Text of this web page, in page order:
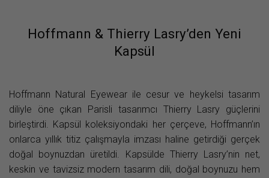
Hoffmann & Thierry Lasry’den Yeni
Kapsül
Hoffmann Natural Eyewear ile cesur ve heykelsi tasarım
diliyle öne çıkan Parisli tasarımcı Thierry Lasry güçlerini
birleştirdi. Kapsül koleksiyondaki her çerçeve, Hoffmann’ın
onlarca yıllık titiz çalışmayla imzası haline getirdiği gerçek
doğal boynuzdan üretildi. Kapsülde Thierry Lasry’nin net,
keskin ve tavizsiz modern tasarım dili, doğal boynuzu hem